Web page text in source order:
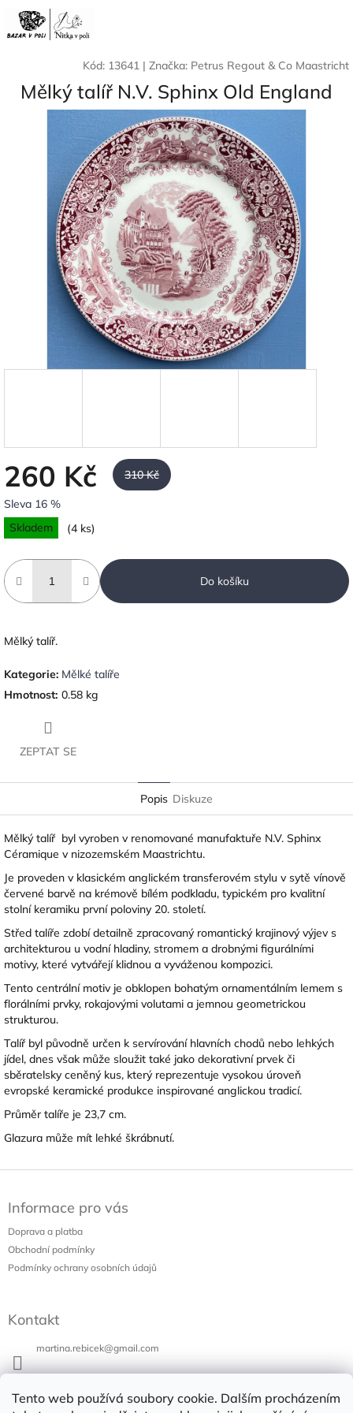
Tento web používá soubory cookie. Dalším procházením
obsah
Kód: 13641 | Značka: Petrus Regout & Co Maastricht
Mělký talíř N.V. Sphinx Old England
260 Kč 310 Kč
Sleva 16 %
Měrná
cena:
Skladem (4 ks)
Do košíku
Mělký talíř.
Kategorie: Mělké talíře
Hmotnost: 0.58 kg
ZEPTAT SE
Popis Diskuze
Mělký talíř byl vyroben v renomované manufaktuře N.V. Sphinx
Céramique v nizozemském Maastrichtu.
Je proveden v klasickém anglickém transferovém stylu v sytě vínově
červené barvě na krémově bílém podkladu, typickém pro kvalitní
stolní keramiku první poloviny 20. století.
Střed talíře zdobí detailně zpracovaný romantický krajinový výjev s
architekturou u vodní hladiny, stromem a drobnými figurálními
motivy, které vytvářejí klidnou a vyváženou kompozici.
Tento centrální motiv je obklopen bohatým ornamentálním lemem s
florálními prvky, rokajovými volutami a jemnou geometrickou
strukturou.
Talíř byl původně určen k servírování hlavních chodů nebo lehkých
jídel, dnes však může sloužit také jako dekorativní prvek či
sběratelsky ceněný kus, který reprezentuje vysokou úroveň
evropské keramické produkce inspirované anglickou tradicí.
Průměr talíře je 23,7 cm.
Glazura může mít lehké škrábnutí.
Informace pro vás
Doprava a platba
Obchodní podmínky
Podmínky ochrany osobních údajů
Kontakt
martina.rebicek@gmail.com
Bazar v Poli